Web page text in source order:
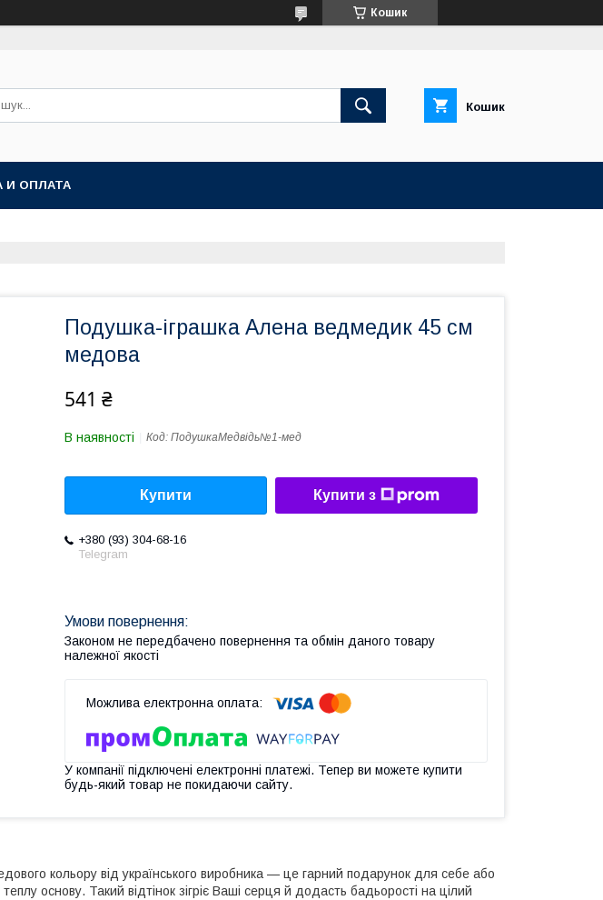
Кошик
Кошик
И ОПЛАТА
Подушка-іграшка Алена ведмедик 45 см
медова
541 ₴
В наявності Код: ПодушкаМедвідь№1-мед
Купити Купити з
+380 (93) 304-68-16
Telegram
Законом не передбачено повернення та обмін даного товару
належної якості
У компанії підключені електронні платежі. Тепер ви можете купити
будь-який товар не покидаючи сайту.
кольору від українського виробника — це гарний подарунок для себе або
основу. Такий відтінок зігріє Ваші серця й додасть бадьорості на цілий